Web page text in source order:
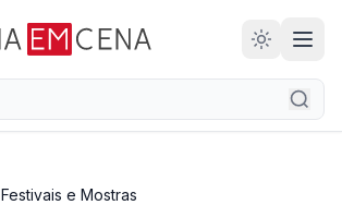
Festivais e Mostras